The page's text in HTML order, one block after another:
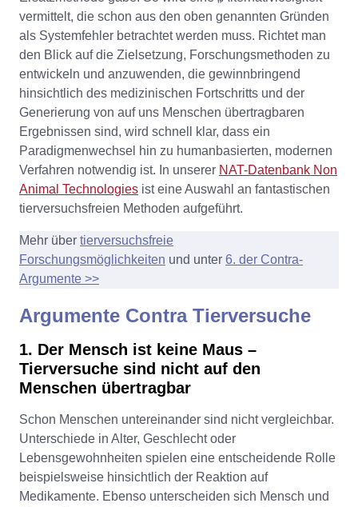
vermittelt, die schon aus den oben genannten Gründen
als Systemfehler betrachtet werden muss. Richtet man
den Blick auf die Zielsetzung, Forschungsmethoden zu
entwickeln und anzuwenden, die gewinnbringend
hinsichtlich des medizinischen Fortschritts und der
Generierung von auf uns Menschen übertragbaren
Ergebnissen sind, wird schnell klar, dass ein
Paradigmenwechsel hin zu humanbasierten, modernen
Verfahren notwendig ist. In unserer NAT-Datenbank Non
Animal Technologies ist eine Auswahl an fantastischen
tierversuchsfreien Methoden aufgeführt.
Mehr über tierversuchsfreie
Forschungsmöglichkeiten und unter 6. der Contra-
Argumente >>
Argumente Contra Tierversuche
1. Der Mensch ist keine Maus –
Tierversuche sind nicht auf den
Menschen übertragbar
Schon Menschen untereinander sind nicht vergleichbar.
Unterschiede in Alter, Geschlecht oder
Lebensgewohnheiten spielen eine entscheidende Rolle
beispielsweise hinsichtlich der Reaktion auf
Medikamente. Ebenso unterscheiden sich Mensch und